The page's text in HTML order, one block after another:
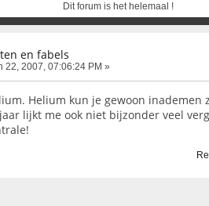
Dit forum is het helemaal !
en fabels
22, 2007, 07:06:24 PM »
Helium kun je gewoon inademen
lijkt me ook niet bijzonder veel